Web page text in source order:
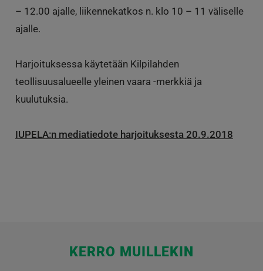
– 12.00 ajalle, liikennekatkos n. klo 10 – 11 väliselle
ajalle.
Harjoituksessa käytetään Kilpilahden
teollisuusalueelle yleinen vaara -merkkiä ja
kuulutuksia.
IUPELA:n mediatiedote harjoituksesta 20.9.2018
KERRO MUILLEKIN